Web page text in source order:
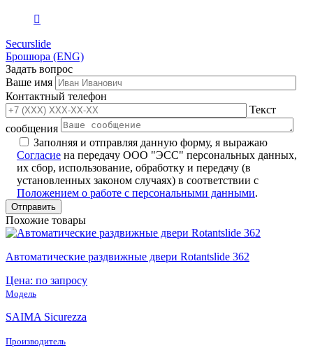
Securslide
Брошюра (ENG)
Задать вопрос
Ваше имя
Контактный телефон
Текст
сообщения
Заполняя и отправляя данную форму, я выражаю
Согласие на передачу ООО "ЭСС" персональных данных,
их сбор, использование, обработку и передачу (в
установленных законом случаях) в соответствии с
Положением о работе с персональными данными.
Похожие товары
Автоматические раздвижные двери Rotantslide 362
Цена: по запросу
Модель
SAIMA Sicurezza
Производитель